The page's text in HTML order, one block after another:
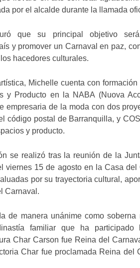
por el alcalde durante la llamada
que su principal objetivo
y promover un Carnaval en paz,
hacedores culturales.
Michelle cuenta con
y Producto en la NABA (Nuova
empresaria de la moda con dos
código postal de Barranquilla, y
y producto.
se realizó tras la reunión de la
viernes 15 de agosto en la Casa del
por su trayectoria cultural,
Carnaval.
de manera unánime como
familiar que ha participado
Char Carson fue Reina del
Char fue proclamada Reina del